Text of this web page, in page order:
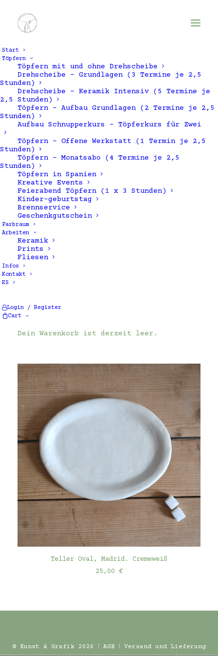
Start
Töpfern
Töpfern mit und ohne Drehscheibe
Drehscheibe – Grundlagen (3 Termine je 2,5
Stunden)
Drehscheibe – Keramik Intensiv (5 Termine je
2,5 Stunden)
Töpfern – Aufbau Grundlagen (2 Termine je 2,5
Stunden)
Aufbau Schnupperkurs – Töpferkurs für Zwei
Töpfern – Offene Werkstatt (1 Termin je 2,5
Stunden)
Töpfern – Monatsabo (4 Termine je 2,5
Stunden)
Töpfern in Spanien
Kreative Events
Feierabend Töpfern (1 x 3 Stunden)
Kinder-geburtstag
Brennservice
Geschenkgutschein
Farbraum
Arbeiten
Keramik
Prints
Fliesen
Infos
Kontakt
ES
Login / Register
Cart
Dein Warenkorb ist derzeit leer.
cremeweiß
IN DEN WARENKORB
Teller Oval, Madrid. Cremeweiß
25,00 €
© Kunst & Grafik 2026 ǀ AGB ǀ Versand und Lieferung